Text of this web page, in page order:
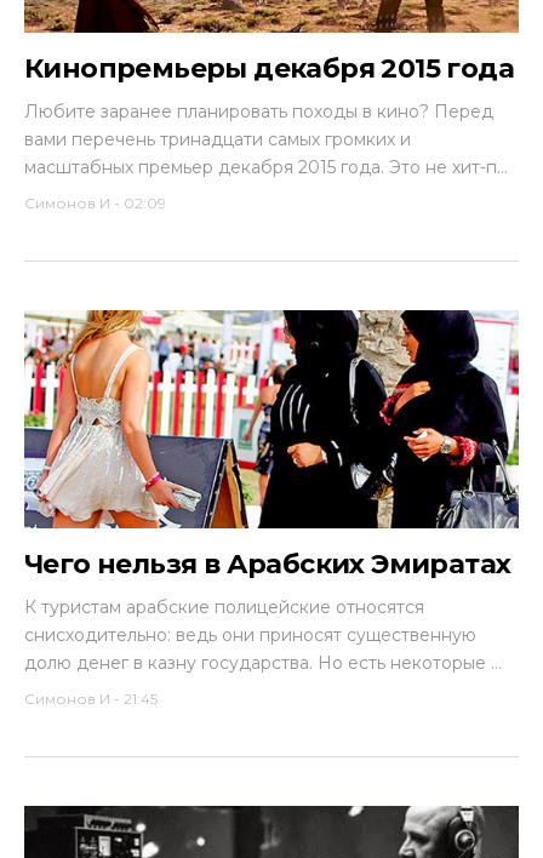
Кинопремьеры декабря 2015 года
Любите заранее планировать походы в кино? Перед
вами перечень тринадцати самых громких и
масштабных премьер декабря 2015 года. Это не хит-п...
Симонов И - 02:09
Чего нельзя в Арабских Эмиратах
К туристам арабские полицейские относятся
снисходительно: ведь они приносят существенную
долю денег в казну государства. Но есть некоторые ...
Симонов И - 21:45